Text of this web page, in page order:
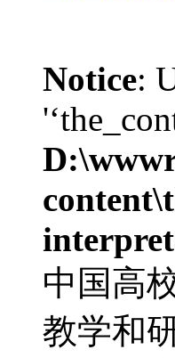
Notice:
中国高
教学和